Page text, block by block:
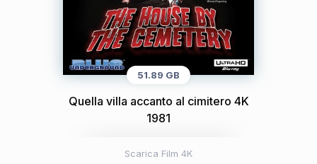
51.89 GB
Quella villa accanto al cimitero 4K
1981
Scarica Film 4K